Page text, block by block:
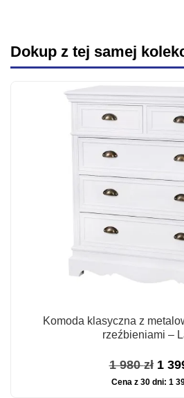
Dokup z tej samej
Komoda klasyczna z
rzeźbieniami –
1 980zł
cena
1
Cena z 30 dni: 1